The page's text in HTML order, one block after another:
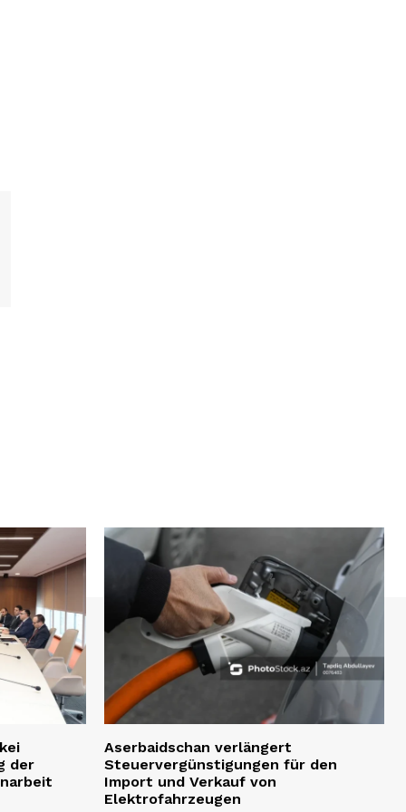
der
Aserbaidschan verlängert
Steuervergünstigungen für den
Import und Verkauf von
Elektrofahrzeugen